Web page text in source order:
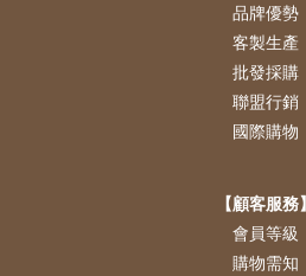
品牌優勢
客製生產
批發採購
聯盟行銷
國際購物
【顧客服務】
會員等級
購物需知